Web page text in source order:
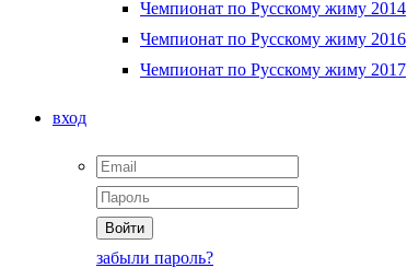
Чемпионат по Русскому жиму 2014
Чемпионат по Русскому жиму 2016
Чемпионат по Русскому жиму 2017
вход
Войти
забыли пароль?